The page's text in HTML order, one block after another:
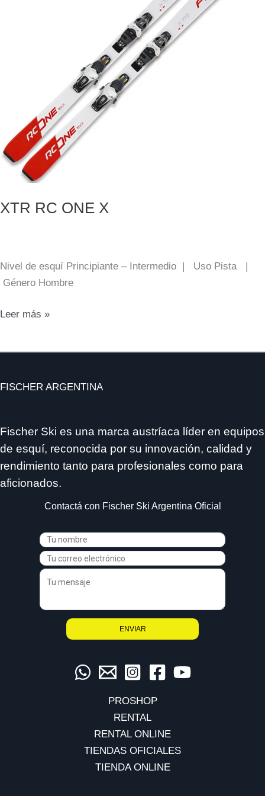
XTR RC ONE X
Nivel de esquí Principiante – Intermedio | Uso Pista |
Género Hombre
XTR
Leer más »
FISCHER ARGENTINA
Fischer Ski es una marca austríaca líder en equipos
de esquí, reconocida por su innovación, calidad y
rendimiento tanto para profesionales como para
aficionados.
Contactá con Fischer Ski Argentina Oficial
PROSHOP
RENTAL
RENTAL ONLINE
TIENDAS OFICIALES
TIENDA ONLINE